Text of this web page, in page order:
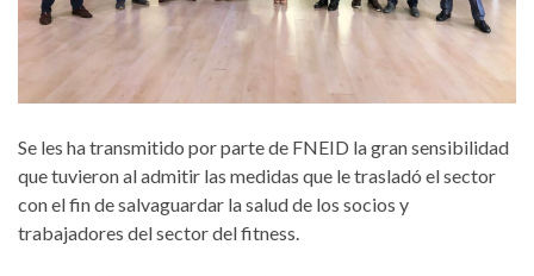
Se les ha transmitido por parte de FNEID la gran sensibilidad
que tuvieron al admitir las medidas que le trasladó el sector
con el fin de salvaguardar la salud de los socios y
trabajadores del sector del fitness.